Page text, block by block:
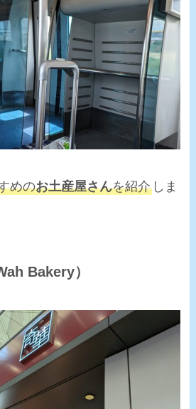
めのお土産屋さんを紹介 しま
Bakery）